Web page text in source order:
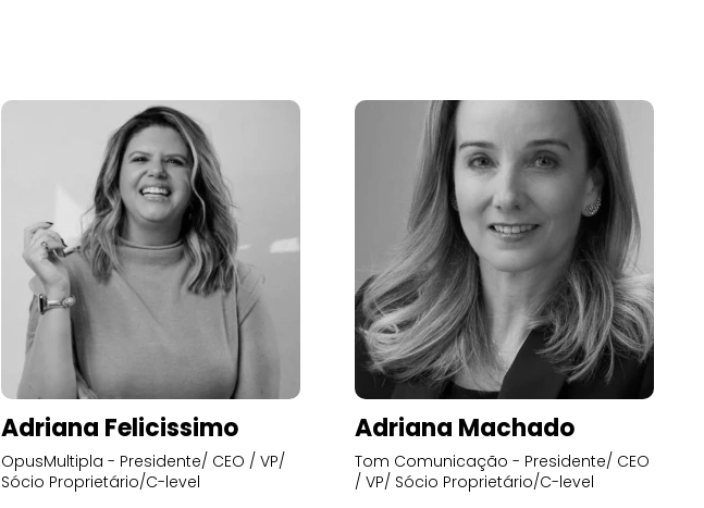
Adriana Felicissimo
OpusMultipla - Presidente/ CEO / VP/
Sócio Proprietário/C-level
Adriana Machado
Tom Comunicação - Presidente/ CEO
/ VP/ Sócio Proprietário/C-level